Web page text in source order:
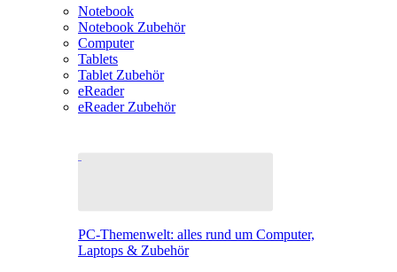
Notebook
Notebook Zubehör
Computer
Tablets
Tablet Zubehör
eReader
eReader Zubehör
PC-Themenwelt: alles rund um Computer,
Laptops & Zubehör